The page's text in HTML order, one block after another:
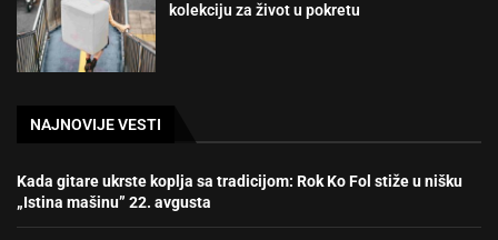
kolekciju za život u pokretu
NAJNOVIJE VESTI
Kada gitare ukrste koplja sa tradicijom: Rok Ko Fol stiže u nišku
„Istina mašinu” 22. avgusta